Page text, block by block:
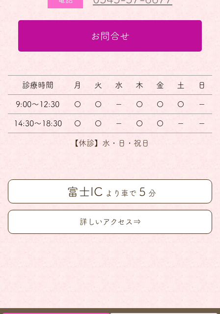
お問合せ
診療時間 月 火 水 木 金 土 日
9:00～12:30 〇 〇 － 〇 〇 〇 －
14:30～18:30 〇 〇 － 〇 〇 － －
【休診】水・日・祝日
富士IC より車で 5 分
詳しいアクセス⇒